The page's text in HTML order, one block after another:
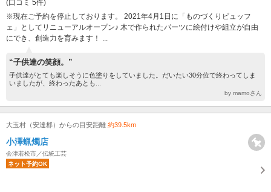
(口コミ 5件)
※現在ご予約を停止しております。 2021年4月1日に「ものづくりビュッフ
ェ」としてリニューアルオープン♪ 木で作られたパーツに絵付けや組立が自由
にでき、創造力を育みます！ ...
“子供達の笑顔。”
子供達がとても楽しそうに色塗りをしていました。だいたい30分位で終わってしま
いましたが、終わったあとも...
by mamoさん
大玉村（安達郡）からの目安距離 約39.5km
小澤蝋燭店
会津若松市／伝統工芸
ネット予約OK